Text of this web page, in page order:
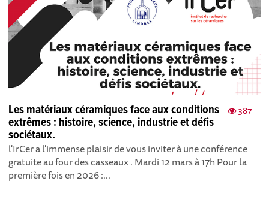
387
Les matériaux céramiques face aux conditions
extrêmes : histoire, science, industrie et défis
sociétaux.
l'IrCer a l'immense plaisir de vous inviter à une conférence
gratuite au four des casseaux . Mardi 12 mars à 17h Pour la
première fois en 2026 :...